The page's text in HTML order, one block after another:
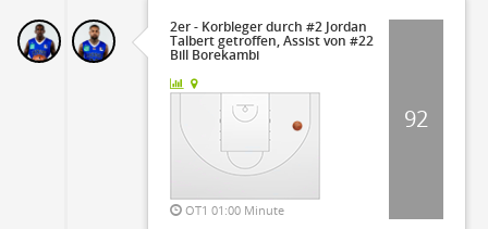
2er - Korbleger durch #2 Jordan
Talbert getroffen, Assist von #22
Bill Borekambi
OT1 01:00 Minute
92